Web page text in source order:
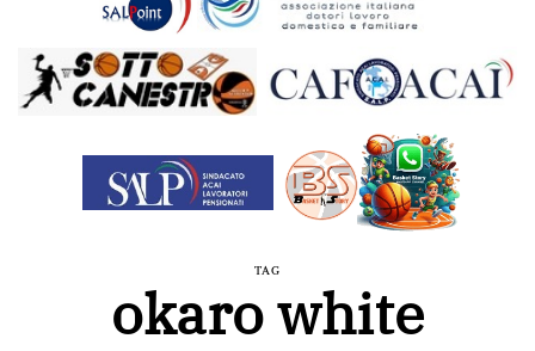
TAG
okaro white